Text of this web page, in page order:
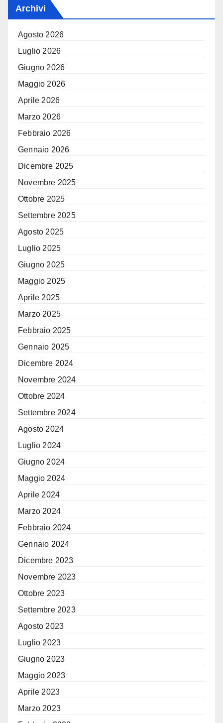
Archivi
Agosto 2026
Luglio 2026
Giugno 2026
Maggio 2026
Aprile 2026
Marzo 2026
Febbraio 2026
Gennaio 2026
Dicembre 2025
Novembre 2025
Ottobre 2025
Settembre 2025
Agosto 2025
Luglio 2025
Giugno 2025
Maggio 2025
Aprile 2025
Marzo 2025
Febbraio 2025
Gennaio 2025
Dicembre 2024
Novembre 2024
Ottobre 2024
Settembre 2024
Agosto 2024
Luglio 2024
Giugno 2024
Maggio 2024
Aprile 2024
Marzo 2024
Febbraio 2024
Gennaio 2024
Dicembre 2023
Novembre 2023
Ottobre 2023
Settembre 2023
Agosto 2023
Luglio 2023
Giugno 2023
Maggio 2023
Aprile 2023
Marzo 2023